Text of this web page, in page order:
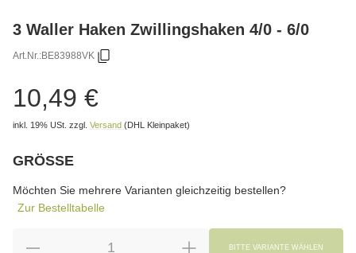
3 Waller Haken Zwillingshaken 4/0 - 6/0
Art.Nr.:BE83988VK
10,49 €
inkl. 19% USt. zzgl. Versand (DHL Kleinpaket)
GRÖSSE
Möchten Sie mehrere Varianten gleichzeitig bestellen?
Zur Bestelltabelle
BITTE VARIANTE WÄHLEN